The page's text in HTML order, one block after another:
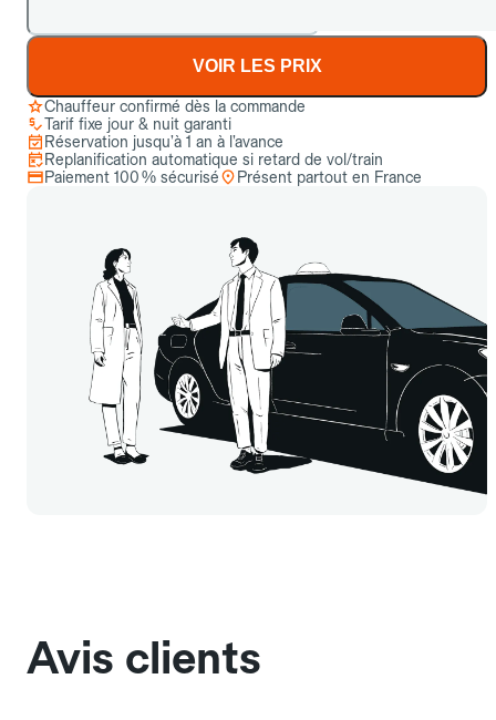
VOIR LES PRIX
Chauffeur confirmé dès la commande
Tarif fixe jour & nuit garanti
Réservation jusqu’à 1 an à l’avance
Replanification automatique si retard de vol/train
Paiement 100 % sécurisé
Présent partout en France
Avis clients